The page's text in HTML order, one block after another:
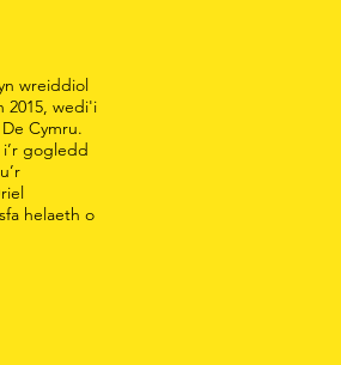
wreiddiol
2015, wedi'i
Cymru.
i’r gogledd
helaeth o